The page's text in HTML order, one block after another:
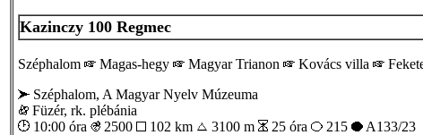
Kazinczy 100 Regmec
Széphalom Magas-hegy Magyar Trianon Kovács villa
Széphalom, A Magyar Nyelv Múzeuma
Füzér, rk. plébánia
10:00 óra
2500 102 km 3100 m 25 óra 215 A133/23